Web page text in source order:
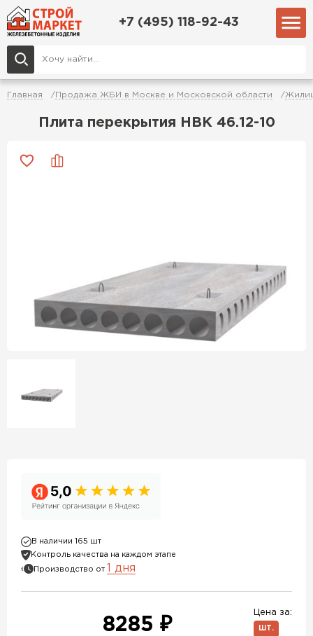
+7 (495) 118-92-43
Главная Продажа ЖБИ в Москве и Московской области
Плита перекрытия НВК 46.12-10
В наличии 165 шт
Контроль качества на каждом этапе
Производство от 1 дня
Цена за:
ШТ.
8285 ₽